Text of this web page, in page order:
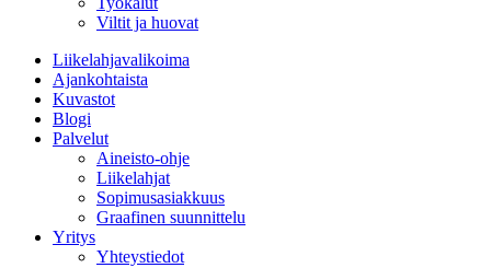
Viltit ja huovat
Liikelahjavalikoima
Ajankohtaista
Kuvastot
Blogi
Palvelut
Aineisto-ohje
Liikelahjat
Sopimusasiakkuus
Graafinen suunnittelu
Yritys
Yhteystiedot